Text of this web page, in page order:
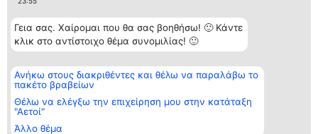
Γεια σας. Χαίρομαι που θα σας βοηθήσω! 🙂 Κάντε
κλικ στο αντίστοιχο θέμα συνομιλίας! 🙂
Ανήκω στους διακριθέντες και θέλω να παραλάβω το
πακέτο βραβείων
Θέλω να ελέγξω την επιχείρηση μου στην κατάταξη
"Αετοί"
Άλλο θέμα
Διοργανωτής της
κατάταξης
BEAUTIFUL COMPANY
ΤΗΛ. ΕΠΙΚΟΙΝΩΝΙΑΣ:
2104128019
email:
Κατάταξη
Διακριθέντες
των
διακριθέντων
Επικοινωνία
Επικοινωνία